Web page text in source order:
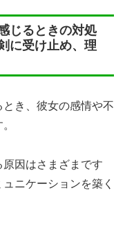
じるときの対処
に受け止め、理
き、彼女の感情や不
因はさまざまです
ニケーションを築く